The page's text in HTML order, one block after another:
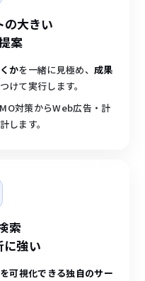
の大きい
案
かを一緒に見極め、成果
けて実行します。
対策からWeb広告・計
します。
索
に強い
可視化できる独自のサー